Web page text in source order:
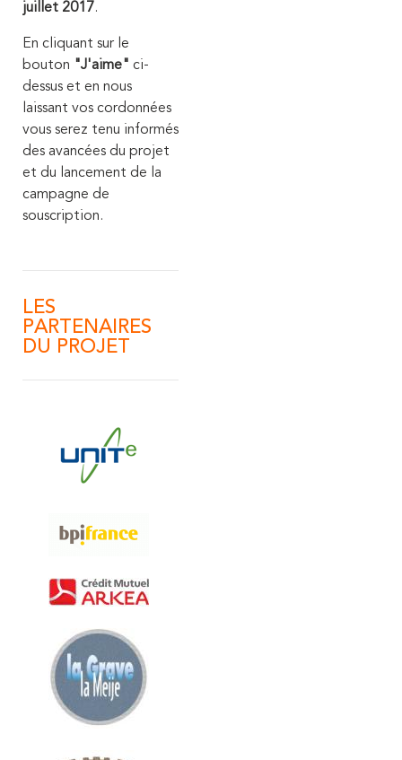
juillet 2017.
En cliquant sur le
bouton "J'aime" ci-
dessus et en nous
laissant vos cordonnées
vous serez tenu informés
des avancées du projet
et du lancement de la
campagne de
souscription.
LES
PARTENAIRES
DU PROJET